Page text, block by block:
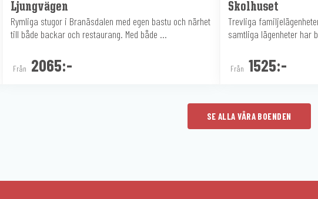
Ljungvägen
Rymliga stugor i Branäsdalen med egen bastu och närhet
till både backar och restaurang. Med både ...
Från 2065:-
Skolhuset
Trevliga
samtliga lägenheter har
Från 1525:-
SE ALLA VÅRA BOENDEN